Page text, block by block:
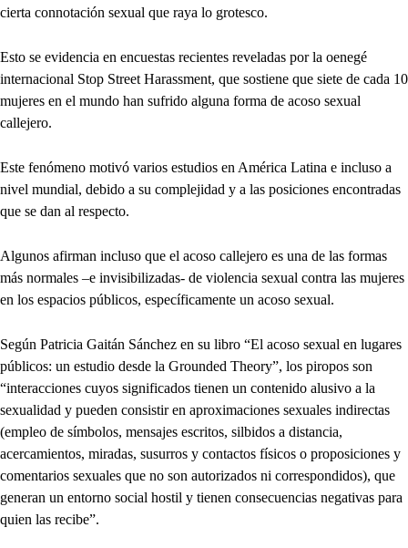
cierta connotación sexual que raya lo grotesco.
Esto se evidencia en encuestas recientes reveladas por la oenegé
internacional Stop Street Harassment, que sostiene que siete de cada 10
mujeres en el mundo han sufrido alguna forma de acoso sexual
callejero.
Este fenómeno motivó varios estudios en América Latina e incluso a
nivel mundial, debido a su complejidad y a las posiciones encontradas
que se dan al respecto.
Algunos afirman incluso que el acoso callejero es una de las formas
más normales –e invisibilizadas- de violencia sexual contra las mujeres
en los espacios públicos, específicamente un acoso sexual.
Según Patricia Gaitán Sánchez en su libro “El acoso sexual en lugares
públicos: un estudio desde la Grounded Theory”, los piropos son
“interacciones cuyos significados tienen un contenido alusivo a la
sexualidad y pueden consistir en aproximaciones sexuales indirectas
(empleo de símbolos, mensajes escritos, silbidos a distancia,
acercamientos, miradas, susurros y contactos físicos o proposiciones y
comentarios sexuales que no son autorizados ni correspondidos), que
generan un entorno social hostil y tienen consecuencias negativas para
quien las recibe”.